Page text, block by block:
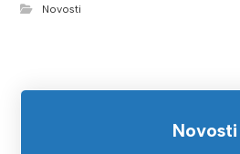
Novosti
Novosti